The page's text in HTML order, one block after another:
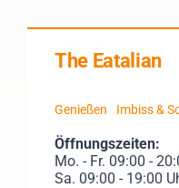
The Eatalian
Genießen Imbiss &
Öffnungszeiten:
Mo. - Fr. 09:00 -
Sa. 09:00 - 19:00